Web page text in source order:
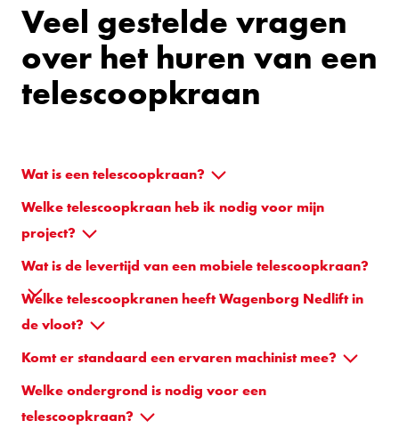
Veel gestelde vragen
over het huren van een
telescoopkraan
Wat is een telescoopkraan?
Welke telescoopkraan heb ik nodig voor mijn
project?
Wat is de levertijd van een mobiele telescoopkraan?
Welke telescoopkranen heeft Wagenborg Nedlift in
de vloot?
Komt er standaard een ervaren machinist mee?
Welke ondergrond is nodig voor een
telescoopkraan?